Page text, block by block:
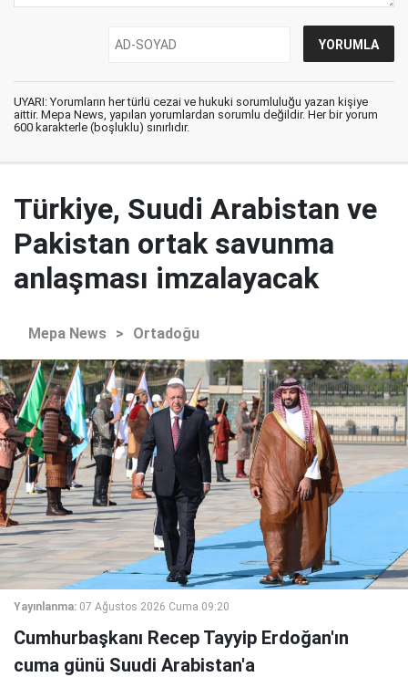
UYARI: Yorumların her türlü cezai ve hukuki sorumluluğu yazan kişiye
aittir. Mepa News, yapılan yorumlardan sorumlu değildir. Her bir yorum
600 karakterle (boşluklu) sınırlıdır.
Türkiye, Suudi Arabistan ve
Pakistan ortak savunma
anlaşması imzalayacak
Mepa News > Ortadoğu
Yayınlanma: 07 Ağustos 2026 Cuma 09:20
Cumhurbaşkanı Recep Tayyip Erdoğan'ın
cuma günü Suudi Arabistan'a